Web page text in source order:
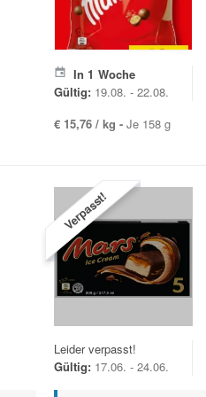
In 1 Woche
Gültig: 19.08. - 22.08.
€ 15,76 / kg - Je 158 g
Verpasst!
Leider verpasst!
Gültig: 17.06. - 24.06.